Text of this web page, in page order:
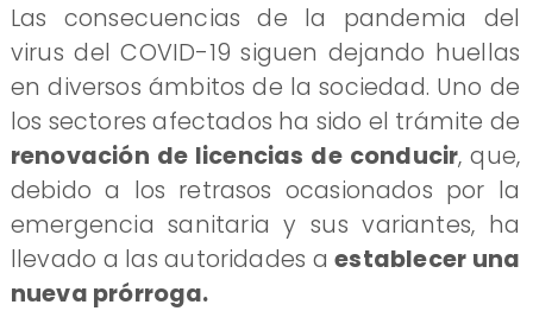
​Las consecuencias de la pandemia del
virus del COVID-19 siguen dejando huellas
en diversos ámbitos de la sociedad. Uno de
los sectores afectados ha sido el trámite de
renovación de licencias de conducir, que,
debido a los retrasos ocasionados por la
emergencia sanitaria y sus variantes, ha
llevado a las autoridades aestablecer una
nueva prórroga.